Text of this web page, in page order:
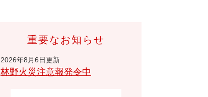
重要なお知らせ
2026年8月6日更新
林野火災注意報発令中